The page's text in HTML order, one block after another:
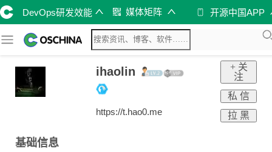
DevOps研发效能 媒体矩阵 开源中国APP
ihaolin
https://t.hao0.me
+ 关
注
私 信
拉 黑
基础信息